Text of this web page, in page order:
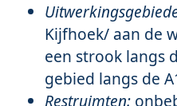
Kijfhoek/ aan de
een strook langs
gebied langs de
Restruimten: